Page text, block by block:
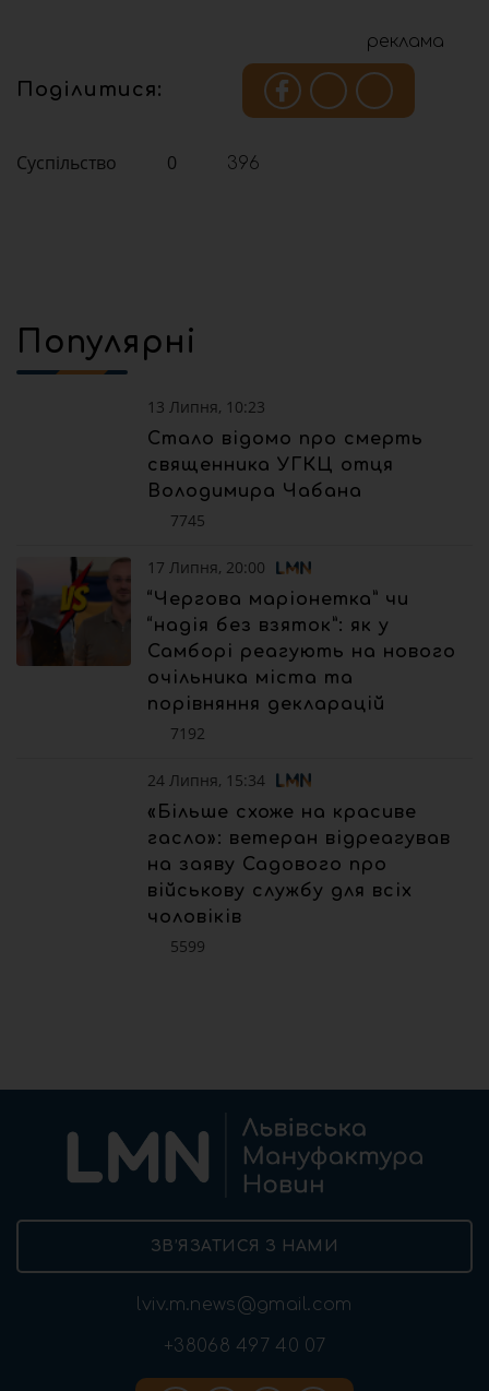
реклама
Поділитися:
Суспільство 0 396
Популярні
13 Липня, 10:23
Стало відомо про смерть
священника УГКЦ отця
Володимира Чабана
7745
17 Липня, 20:00
“Чергова маріонетка” чи
“надія без взяток”: як у
Самборі реагують на нового
очільника міста та
порівняння декларацій
7192
24 Липня, 15:34
«Більше схоже на красиве
гасло»: ветеран відреагував
на заяву Садового про
військову службу для всіх
чоловіків
5599
ЗВ’ЯЗАТИСЯ З НАМИ
lviv.m.news@gmail.com
+38068 497 40 07